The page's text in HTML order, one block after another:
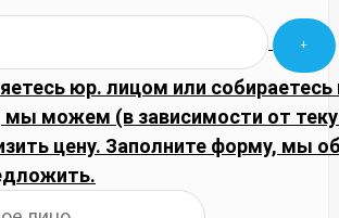
юр. лицом или
мы можем (в зависимости от
цену. Заполните форму, мы